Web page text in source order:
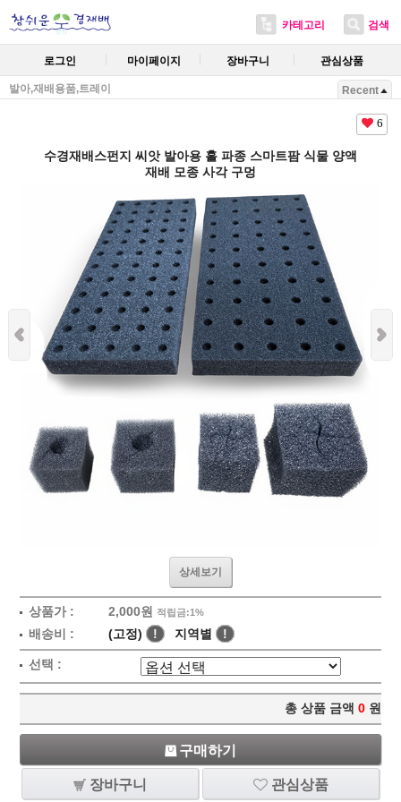
카테고리 검색
로그인 마이페이지 장바구니 관심상품
발아,재배용품,트레이 Recent
6
수경재배스펀지 씨앗 발아용 홀 파종 스마트팜 식물 양액
재배 모종 사각 구멍
상세보기
상품가 : 2,000원 적립금:1%
배송비 : (고정) ! 지역별 !
선택 :
총 상품 금액 0 원
구매하기
장바구니 관심상품